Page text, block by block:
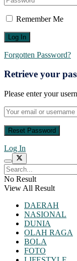
Remember Me
Forgotten Password?
Retrieve your
Please enter your
Log In
No Result
View All Result
DAERAH
NASIONAL
DUNIA
OLAH RAGA
BOLA
FOTO